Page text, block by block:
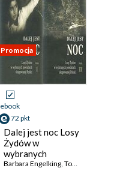
,Jan Grabowski,Jacek Leociak
Promocja
ebook
72 pkt
Dalej jest noc Losy
Żydów w
wybranych
powiatach
Barbara Engelking, Tomasz Frydel